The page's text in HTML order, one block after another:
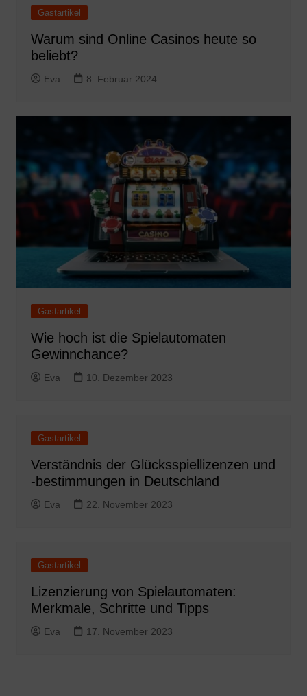
Gastartikel
Warum sind Online Casinos heute so
beliebt?
Eva 8. Februar 2024
Gastartikel
Wie hoch ist die Spielautomaten
Gewinnchance?
Eva 10. Dezember 2023
Gastartikel
Verständnis der Glücksspiellizenzen und
-bestimmungen in Deutschland
Eva 22. November 2023
Gastartikel
Lizenzierung von Spielautomaten:
Merkmale, Schritte und Tipps
Eva 17. November 2023